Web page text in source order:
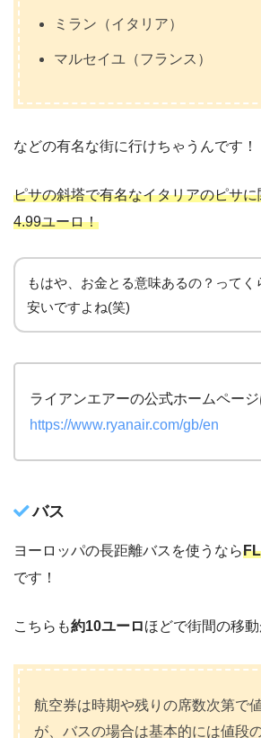
ミラン（イタリア）
マルセイユ（フランス）
などの有名な街に行けちゃうんです！
ピサの斜塔で有名なイタリアのピサ
4.99ユーロ！
もはや、お金とる意味あるの？ってく
安いですよね(笑)
ライアンエアーの公式ホームペー
https://www.ryanair.com/gb/en
バス
ヨーロッパの長距離バスを使うなら
です！
こちらも約10ユーロほどで街間の移動
航空券は時期や残りの席数次第で
が、バスの場合は基本的には値段